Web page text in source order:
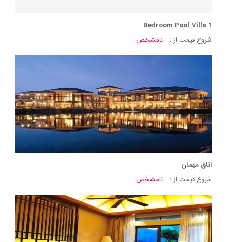
1 Bedroom Pool Villa
شروع قیمت از :
نامشخص
اتاق مهمان
شروع قیمت از :
نامشخص